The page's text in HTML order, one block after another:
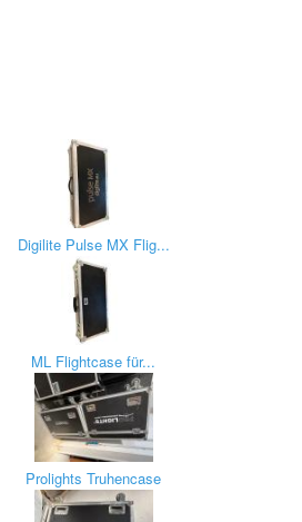
Digilite Pulse MX Flig...
ML Flightcase für...
Prolights Truhencase